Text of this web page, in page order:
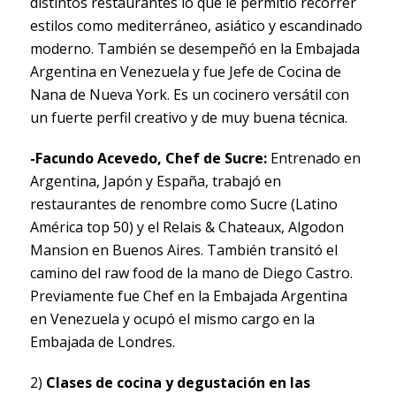
estilos como mediterráneo, asiático y escandinado
moderno. También se desempeñó en la Embajada
Argentina en Venezuela y fue Jefe de Cocina de
Nana de Nueva York. Es un cocinero versátil con
un fuerte perfil creativo y de muy buena técnica.
-Facundo Acevedo, Chef de Sucre: Entrenado en
Argentina, Japón y España, trabajó en
restaurantes de renombre como Sucre (Latino
América top 50) y el Relais & Chateaux, Algodon
Mansion en Buenos Aires. También transitó el
camino del raw food de la mano de Diego Castro.
Previamente fue Chef en la Embajada Argentina
en Venezuela y ocupó el mismo cargo en la
Embajada de Londres.
2) Clases de cocina y degustación en las